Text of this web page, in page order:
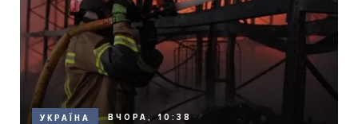
УКРАЇНА ВЧОРА, 10:38